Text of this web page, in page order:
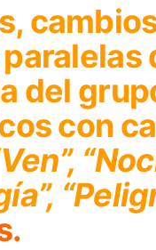
del
con